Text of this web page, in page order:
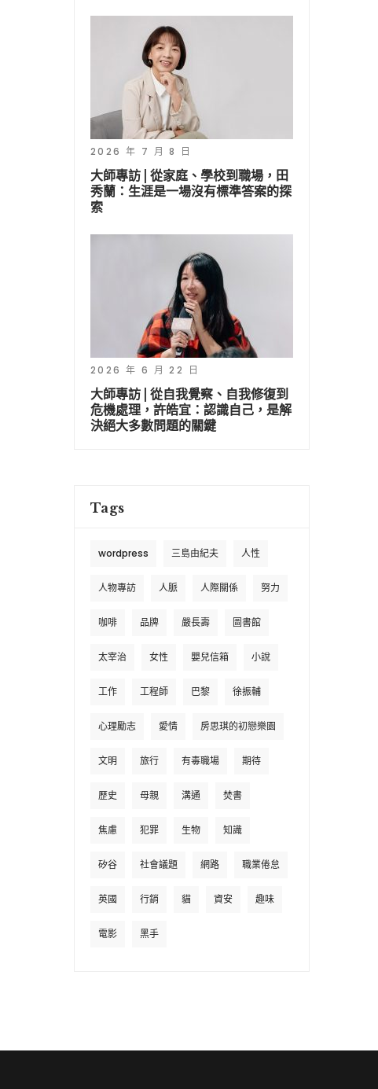
2026 年 7 月 8 日
大師專訪 | 從家庭、學校到職場，田
秀蘭：生涯是一場沒有標準答案的探
索
2026 年 6 月 22 日
大師專訪 | 從自我覺察、自我修復到
危機處理，許皓宜：認識自己，是解
決絕大多數問題的關鍵
Tags
wordpress 三島由紀夫 人性
人物專訪 人脈 人際關係 努力
咖啡 品牌 嚴長壽 圖書館
太宰治 女性 嬰兒信箱 小說
工作 工程師 巴黎 徐振輔
心理勵志 愛情 房思琪的初戀樂園
文明 旅行 有毒職場 期待
歷史 母親 溝通 焚書
焦慮 犯罪 生物 知識
矽谷 社會議題 網路 職業倦怠
英國 行銷 貓 資安 趣味
電影 黑手